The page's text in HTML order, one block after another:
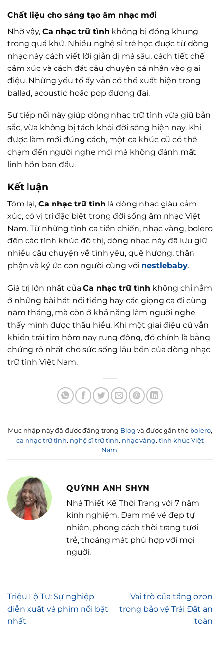
Chất liệu cho sáng tạo âm nhạc mới
Nhờ vậy, Ca nhạc trữ tình không bị đóng khung
trong quá khứ. Nhiều nghệ sĩ trẻ học được từ dòng
nhạc này cách viết lời giản dị mà sâu, cách tiết chế
cảm xúc và cách đặt câu chuyện cá nhân vào giai
điệu. Những yếu tố ấy vẫn có thể xuất hiện trong
ballad, acoustic hoặc pop đương đại.
Sự tiếp nối này giúp dòng nhạc trữ tình vừa giữ bản
sắc, vừa không bị tách khỏi đời sống hiện nay. Khi
được làm mới đúng cách, một ca khúc cũ có thể
chạm đến người nghe mới mà không đánh mất
linh hồn ban đầu.
Kết luận
Tóm lại, Ca nhạc trữ tình là dòng nhạc giàu cảm
xúc, có vị trí đặc biệt trong đời sống âm nhạc Việt
Nam. Từ những tình ca tiền chiến, nhạc vàng, bolero
đến các tình khúc đô thị, dòng nhạc này đã lưu giữ
nhiều câu chuyện về tình yêu, quê hương, thân
phận và ký ức con người cùng với nestlebaby.
Giá trị lớn nhất của Ca nhạc trữ tình không chỉ nằm
ở những bài hát nổi tiếng hay các giọng ca đi cùng
năm tháng, mà còn ở khả năng làm người nghe
thấy mình được thấu hiểu. Khi một giai điệu cũ vẫn
khiến trái tim hôm nay rung động, đó chính là bằng
chứng rõ nhất cho sức sống lâu bền của dòng nhạc
trữ tình Việt Nam.
Mục nhập này đã được đăng trong Blog và được gắn thẻ bolero,
ca nhạc trữ tình, nghệ sĩ trữ tình, nhạc vàng, tình khúc Việt
Nam.
QUỲNH ANH SHYN
Nhà Thiết Kế Thời Trang với 7 năm
kinh nghiệm. Đam mê vẻ đẹp tự
nhiên, phong cách thời trang tươi
trẻ, thoáng mát phù hợp với mọi
người.
Triệu Lộ Tư: Sự nghiệp
diễn xuất và phim nổi bật
nhất
Vai trò của tầng ozon
trong bảo vệ Trái Đất an
toàn